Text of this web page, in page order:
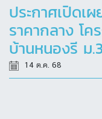
ประกาศเปิดเ
ราคากลาง โ
บ้านหนองรี ม
14 ต.ค. 68